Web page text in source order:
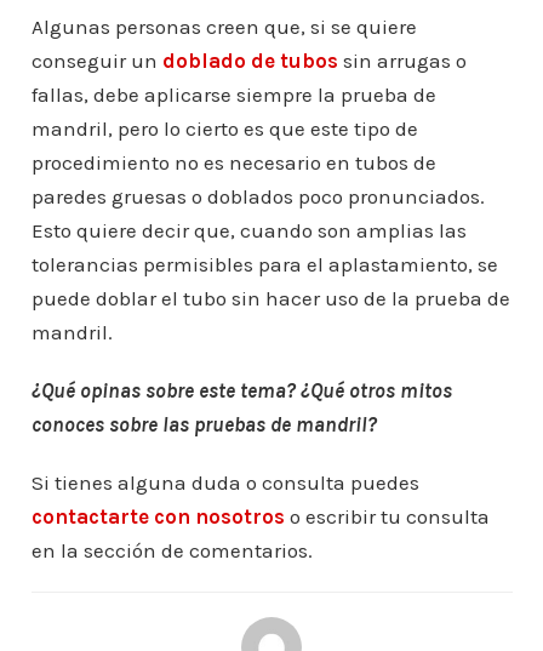
Algunas personas creen que, si se quiere
conseguir un doblado de tubos sin arrugas o
fallas, debe aplicarse siempre la prueba de
mandril, pero lo cierto es que este tipo de
procedimiento no es necesario en tubos de
paredes gruesas o doblados poco pronunciados.
Esto quiere decir que, cuando son amplias las
tolerancias permisibles para el aplastamiento, se
puede doblar el tubo sin hacer uso de la prueba de
mandril.
¿Qué opinas sobre este tema? ¿Qué otros mitos
conoces sobre las pruebas de mandril?
Si tienes alguna duda o consulta puedes
contactarte con nosotros o escribir tu consulta
en la sección de comentarios.